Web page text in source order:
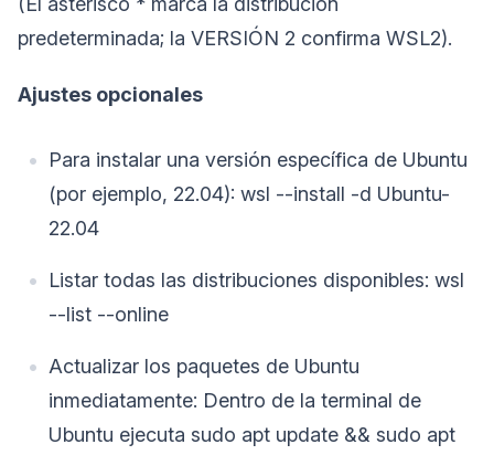
predeterminada; la VERSIÓN 2 confirma WSL2).
Ajustes opcionales
Para instalar una versión específica de Ubuntu
(por ejemplo, 22.04): wsl --install -d Ubuntu-
22.04
Listar todas las distribuciones disponibles: wsl
--list --online
Actualizar los paquetes de Ubuntu
inmediatamente: Dentro de la terminal de
Ubuntu ejecuta sudo apt update && sudo apt